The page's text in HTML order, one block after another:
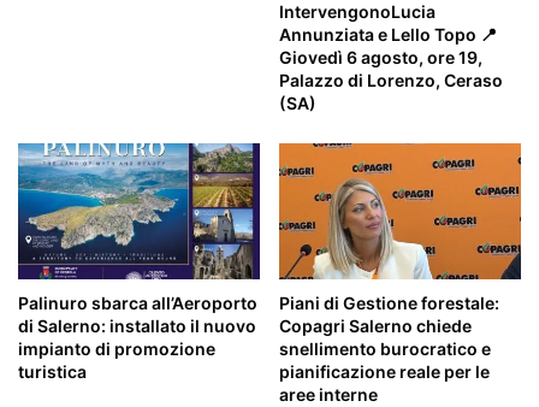
IntervengonoLucia
Annunziata e Lello Topo 📍
Giovedì 6 agosto, ore 19,
Palazzo di Lorenzo, Ceraso
(SA)
Palinuro sbarca all’Aeroporto
di Salerno: installato il nuovo
impianto di promozione
turistica
Piani di Gestione forestale:
Copagri Salerno chiede
snellimento burocratico e
pianificazione reale per le
aree interne